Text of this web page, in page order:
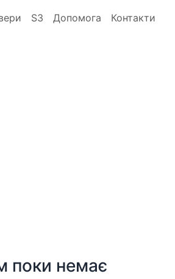
S3 Допомога Контакти
поки немає